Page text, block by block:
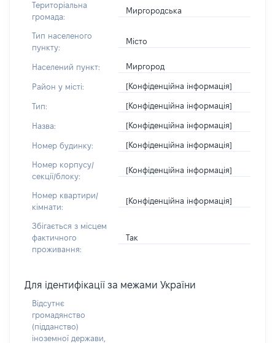
Територіальна
громада:
Миргородська
Тип населеного
пункту:
Місто
Населений пункт: Миргород
Район у місті: [Конфіденційна інформація]
Тип: [Конфіденційна інформація]
Назва: [Конфіденційна інформація]
Номер будинку: [Конфіденційна інформація]
Номер корпусу/
секції/блоку:
[Конфіденційна інформація]
Номер квартири/
кімнати:
[Конфіденційна інформація]
Збігається з місцем
фактичного
проживання:
Так
Для ідентифікації за межами України
Відсутнє
громадянство
(підданство)
іноземної держави,